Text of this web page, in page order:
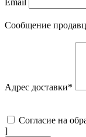
Email
Сообщение
Адрес доставки*
Согласие на
]